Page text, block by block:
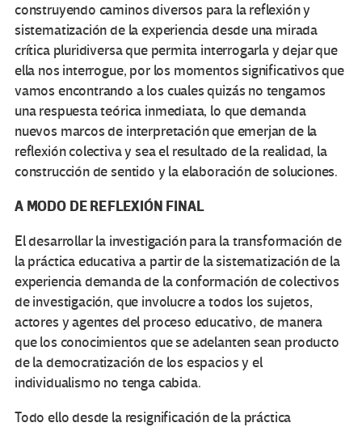
construyendo caminos diversos para la reflexión y
sistematización de la experiencia desde una mirada
crítica pluridiversa que permita interrogarla y dejar que
ella nos interrogue, por los momentos significativos que
vamos encontrando a los cuales quizás no tengamos
una respuesta teórica inmediata, lo que demanda
nuevos marcos de interpretación que emerjan de la
reflexión colectiva y sea el resultado de la realidad, la
construcción de sentido y la elaboración de soluciones.
A MODO DE REFLEXIÓN FINAL
El desarrollar la investigación para la transformación de
la práctica educativa a partir de la sistematización de la
experiencia demanda de la conformación de colectivos
de investigación, que involucre a todos los sujetos,
actores y agentes del proceso educativo, de manera
que los conocimientos que se adelanten sean producto
de la democratización de los espacios y el
individualismo no tenga cabida.
Todo ello desde la resignificación de la práctica